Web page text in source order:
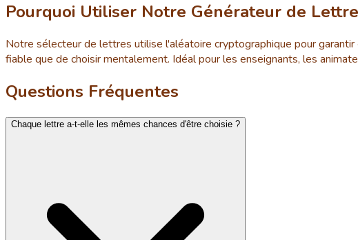
Pourquoi Utiliser Notre Générateur de
Notre sélecteur de lettres utilise l'aléatoire cryptographique pour
fiable que de choisir mentalement. Idéal pour les enseignants, les
Questions Fréquentes
Chaque lettre a-t-elle les mêmes chances d'être choisie ?